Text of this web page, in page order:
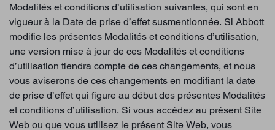
Modalités et conditions d’utilisation suivantes, qui sont en
vigueur à la Date de prise d’effet susmentionnée. Si Abbott
modifie les présentes Modalités et conditions d’utilisation,
une version mise à jour de ces Modalités et conditions
d’utilisation tiendra compte de ces changements, et nous
vous aviserons de ces changements en modifiant la date
de prise d’effet qui figure au début des présentes Modalités
et conditions d’utilisation. Si vous accédez au présent Site
Web ou que vous utilisez le présent Site Web, vous